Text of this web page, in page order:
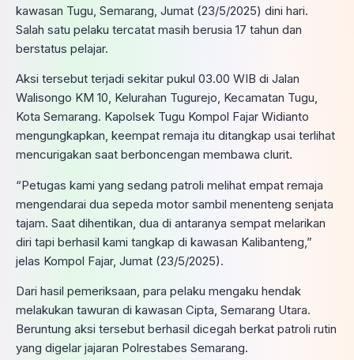
kawasan Tugu, Semarang, Jumat (23/5/2025) dini hari.
Salah satu pelaku tercatat masih berusia 17 tahun dan
berstatus pelajar.
Aksi tersebut terjadi sekitar pukul 03.00 WIB di Jalan
Walisongo KM 10, Kelurahan Tugurejo, Kecamatan Tugu,
Kota Semarang. Kapolsek Tugu Kompol Fajar Widianto
mengungkapkan, keempat remaja itu ditangkap usai terlihat
mencurigakan saat berboncengan membawa clurit.
“Petugas kami yang sedang patroli melihat empat remaja
mengendarai dua sepeda motor sambil menenteng senjata
tajam. Saat dihentikan, dua di antaranya sempat melarikan
diri tapi berhasil kami tangkap di kawasan Kalibanteng,”
jelas Kompol Fajar, Jumat (23/5/2025).
Dari hasil pemeriksaan, para pelaku mengaku hendak
melakukan tawuran di kawasan Cipta, Semarang Utara.
Beruntung aksi tersebut berhasil dicegah berkat patroli rutin
yang digelar jajaran Polrestabes Semarang.